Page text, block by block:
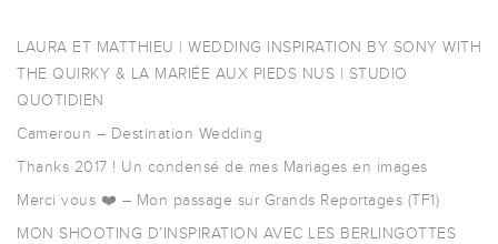
LAURA ET MATTHIEU | WEDDING INSPIRATION BY SONY WITH
THE QUIRKY & LA MARIÉE AUX PIEDS NUS | STUDIO
QUOTIDIEN
Cameroun – Destination Wedding
Thanks 2017 ! Un condensé de mes Mariages en images
Merci vous ❤️ – Mon passage sur Grands Reportages (TF1)
MON SHOOTING D’INSPIRATION AVEC LES BERLINGOTTES